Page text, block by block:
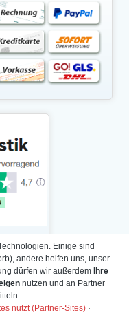
Einige sind
andere helfen uns, unser
dürfen wir außerdem Ihre
nutzen und an Partner
nutzt (Partner-Sites) ·